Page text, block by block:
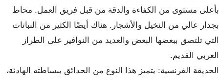
بأعلى مستوى من الكفاءة والدقة من قبل فريق العمل. محاط
بجدار عالي من النخيل والأشجار. هناك أيضًا الكثير من النباتات
التي تلتصق ببعضها البعض والعديد من النوافير على الطراز
العربي القديم.
الحديقة الفرنسية: يتميز هذا النوع من الحدائق ببساطته الهادئة،